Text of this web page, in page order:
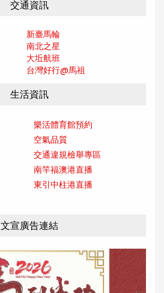
交通資訊
新臺馬輪
南北之星
大坵航班
台灣好行@馬祖
生活資訊
樂活體育館預約
空氣品質
交通違規檢舉專區
南竿福澳港直播
東引中柱港直播
文宣廣告連結